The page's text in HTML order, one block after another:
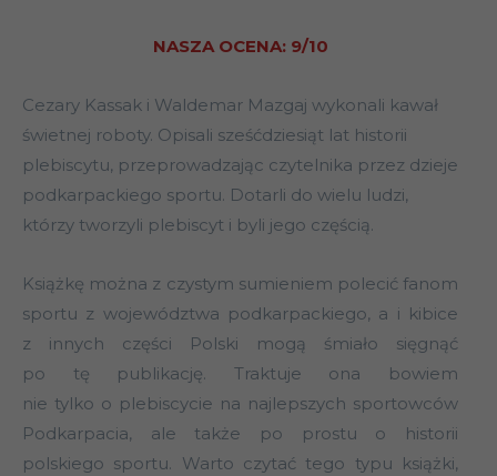
NASZA OCENA: 9/10
Cezary Kassak i Waldemar Mazgaj wykonali kawał
świetnej roboty. Opisali sześćdziesiąt lat historii
plebiscytu, przeprowadzając czytelnika przez dzieje
podkarpackiego sportu. Dotarli do wielu ludzi,
którzy tworzyli plebiscyt i byli jego częścią.
Książkę można z czystym sumieniem polecić fanom
sportu z województwa podkarpackiego, a i kibice
z innych części Polski mogą śmiało sięgnąć
po tę publikację. Traktuje ona bowiem
nie tylko o plebiscycie na najlepszych sportowców
Podkarpacia, ale także po prostu o historii
polskiego sportu. Warto czytać tego typu książki,